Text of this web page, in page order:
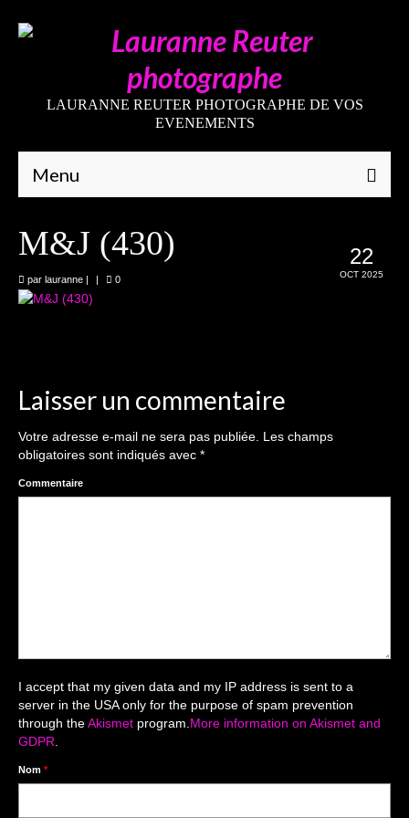
LAURANNE REUTER PHOTOGRAPHE DE VOS
EVENEMENTS
Menu
Mariages
The smash cake: 1 an / 2
Séance Noël
Enfants
Reportages / Nature morte
Galeries Privées
séance du 25.04.26
22
OCT 2025
M&J (430)
par lauranne | | 0
Laisser un commentaire
Votre adresse e-mail ne sera pas publiée. Les champs
obligatoires sont indiqués avec *
Commentaire
I accept that my given data and my IP address is sent to a
server in the USA only for the purpose of spam prevention
through theAkismet program.More information on Akismet and
GDPR.
Nom *